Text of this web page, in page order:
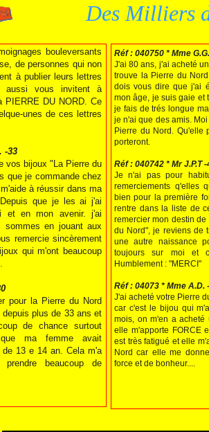
Des Milliers
bouleversants
de personnes qui non
à publier leurs lettres
aussi vous invitent à
PIERRE DU NORD. Ce
unes de ces lettres
-33
vos bijoux "La Pierre du
que je commande chez
à réussir dans ma
que je les ai j'ai
et en mon avenir. j'ai
sommes en jouant aux
remercie sincèrement
qui m'ont beaucoup
pour la Pierre du Nord
plus de 33 ans et
de chance surtout
ma femme avait
13 e 14 an. Cela m'a
beaucoup de
Réf : 040750 * Mme
J'ai 80 ans, j'ai acheté
trouve la Pierre du
dois vous dire que j'ai
mon âge, je suis gaie et
je fais de trés longue
je n'ai que des amis.
Pierre du Nord. Qu'elle
porteront.
Réf : 040742 * Mr J.P.T -
Je n'ai pas pour
remerciements q'elles
bien pour la première
rentre dans la liste de
remercier mon destin
du Nord", je reviens de
une autre naissance
toujours sur moi et
Humblement : "MERCI"
Réf : 04073 * Mme A.D.
J'ai acheté votre Pierre
car c'est le bijou qui
mois, on m'en a acheté
elle m'apporte FORCE
est très fatigué et elle
Nord car elle me
force et de bonheur....